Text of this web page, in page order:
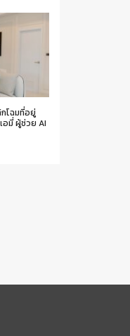
โฉมที่อยู่
อมี่ ผู้ช่วย AI